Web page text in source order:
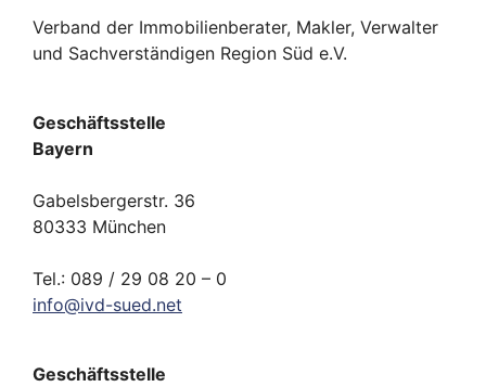
Verband der Immobilienberater, Makler, Verwalter
und Sachverständigen Region Süd e.V.
Geschäftsstelle
Bayern
Gabelsbergerstr. 36
80333 München
Tel.: 089 / 29 08 20 – 0
info@ivd-sued.net
Geschäftsstelle